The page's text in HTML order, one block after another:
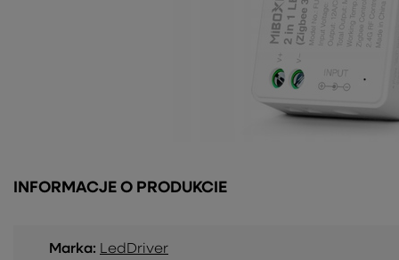
INFORMACJE O PRODUKCIE
Marka: LedDriver